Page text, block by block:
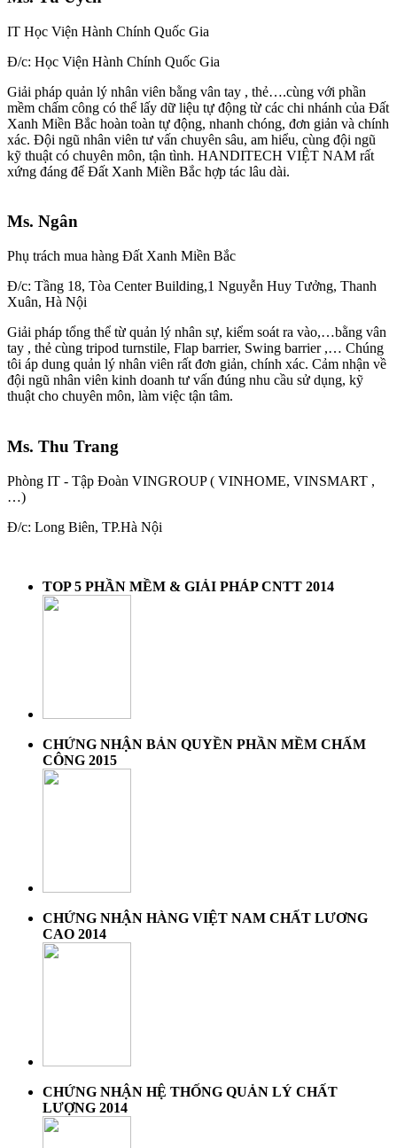
IT Học Viện Hành Chính Quốc Gia
Đ/c: Học Viện Hành Chính Quốc Gia
Giải pháp quản lý nhân viên bằng vân tay , thẻ….cùng với phần
mềm chấm công có thể lấy dữ liệu tự động từ các chi nhánh của Đất
Xanh Miền Bắc hoàn toàn tự động, nhanh chóng, đơn giản và chính
xác. Đội ngũ nhân viên tư vấn chuyên sâu, am hiểu, cùng đội ngũ
kỹ thuật có chuyên môn, tận tình. HANDITECH VIỆT NAM rất
xứng đáng để Đất Xanh Miền Bắc hợp tác lâu dài.
Ms. Ngân
Phụ trách mua hàng Đất Xanh Miền Bắc
Đ/c: Tầng 18, Tòa Center Building,1 Nguyễn Huy Tưởng, Thanh
Xuân, Hà Nội
Giải pháp tổng thể từ quản lý nhân sự, kiểm soát ra vào,…bằng vân
tay , thẻ cùng tripod turnstile, Flap barrier, Swing barrier ,… Chúng
tôi áp dung quản lý nhân viên rất đơn giản, chính xác. Cảm nhận về
đội ngũ nhân viên kinh doanh tư vấn đúng nhu cầu sử dụng, kỹ
thuật cho chuyên môn, làm việc tận tâm.
Ms. Thu Trang
Phòng IT - Tập Đoàn VINGROUP ( VINHOME, VINSMART ,
…)
Đ/c: Long Biên, TP.Hà Nội
TOP 5 PHẦN MỀM & GIẢI PHÁP CNTT 2014
CHỨNG NHẬN BẢN QUYỀN PHẦN MỀM CHẤM
CÔNG 2015
CHỨNG NHẬN HÀNG VIỆT NAM CHẤT LƯƠNG
CAO 2014
CHỨNG NHẬN HỆ THỐNG QUẢN LÝ CHẤT
LƯỢNG 2014